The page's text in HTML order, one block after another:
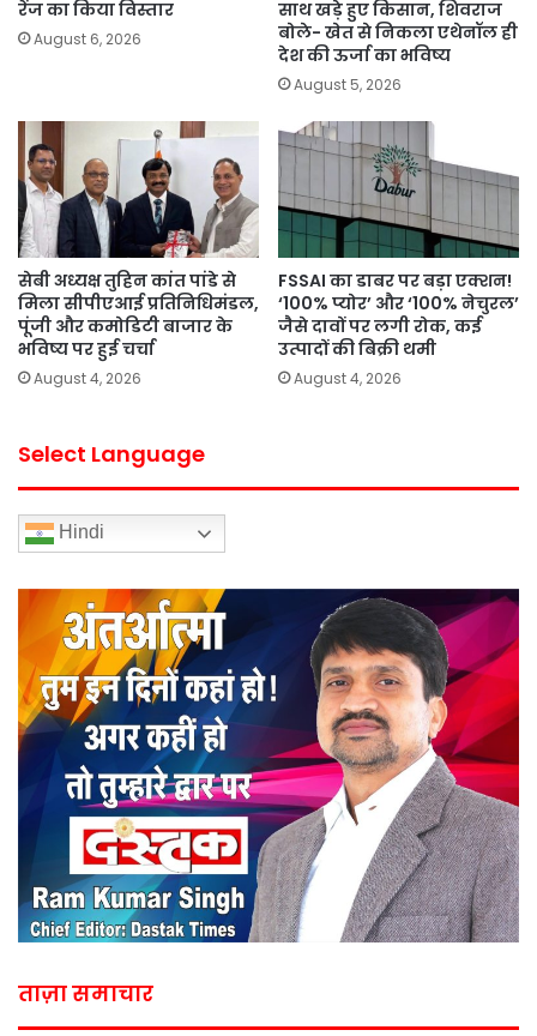
रेंज का किया विस्तार
August 6, 2026
साथ खड़े हुए किसान, शिवराज
बोले- खेत से निकला एथेनॉल ही
देश की ऊर्जा का भविष्य
August 5, 2026
सेबी अध्यक्ष तुहिन कांत पांडे से
मिला सीपीएआई प्रतिनिधिमंडल,
पूंजी और कमोडिटी बाजार के
भविष्य पर हुई चर्चा
August 4, 2026
FSSAI का डाबर पर बड़ा एक्शन!
‘100% प्योर’ और ‘100% नेचुरल’
जैसे दावों पर लगी रोक, कई
उत्पादों की बिक्री थमी
August 4, 2026
Select Language
Hindi
ताज़ा समाचार